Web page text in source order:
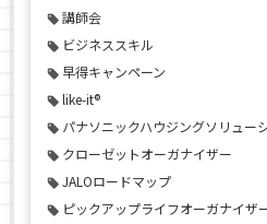
講師会
ビジネススキル
早得キャンペーン
like-it®
パナソニックハウジングソリュー
クローゼットオーガナイザー
JALOロードマップ
ピックアップライフオーガナイザ